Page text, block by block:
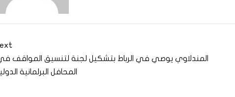
المندلاوي يوصي في الرباط بتشكيل لجنة لتنسيق المواقف
المحافل البرلمانية